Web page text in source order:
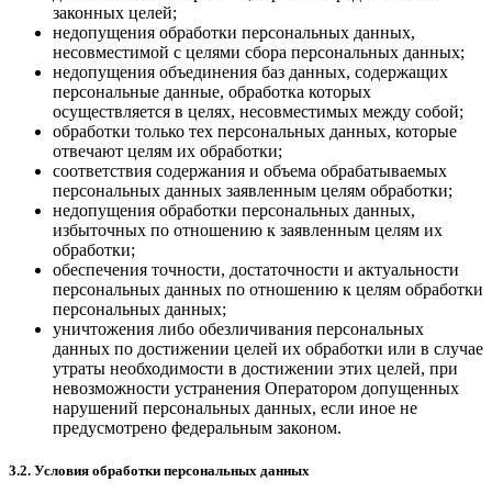
законных целей;
недопущения обработки персональных данных,
несовместимой с целями сбора персональных данных;
недопущения объединения баз данных, содержащих
персональные данные, обработка которых
осуществляется в целях, несовместимых между собой;
обработки только тех персональных данных, которые
отвечают целям их обработки;
соответствия содержания и объема обрабатываемых
персональных данных заявленным целям обработки;
недопущения обработки персональных данных,
избыточных по отношению к заявленным целям их
обработки;
обеспечения точности, достаточности и актуальности
персональных данных по отношению к целям обработки
персональных данных;
уничтожения либо обезличивания персональных
данных по достижении целей их обработки или в случае
утраты необходимости в достижении этих целей, при
невозможности устранения Оператором допущенных
нарушений персональных данных, если иное не
предусмотрено федеральным законом.
3.2. Условия обработки персональных данных